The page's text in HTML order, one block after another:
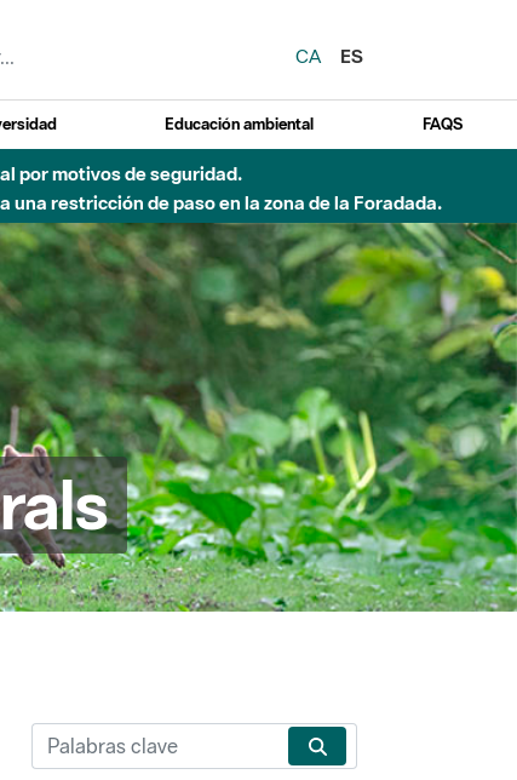
CA
ES
Educación ambiental FAQS
por motivos de seguridad.
restricción de paso en la zona de la Foradada.